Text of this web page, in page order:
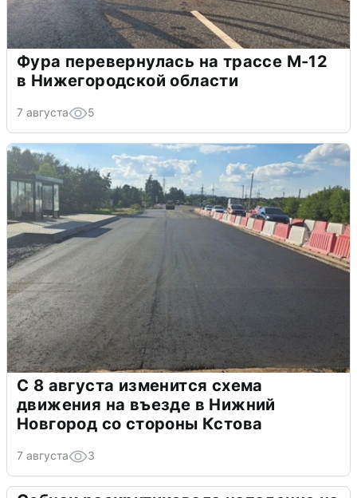
Фура перевернулась на трассе М-12
в Нижегородской области
7 августа 5
С 8 августа изменится схема
движения на въезде в Нижний
Новгород со стороны Кстова
7 августа 3